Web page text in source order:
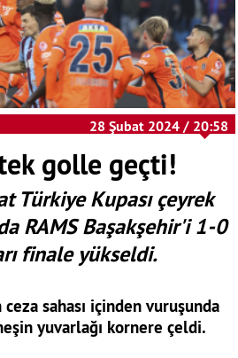
28 Şubat 2024 / 20:58
golle geçti!
Türkiye Kupası çeyrek
RAMS Başakşehir'i 1-0
finale yükseldi.
sahası içinden vuruşunda
yuvarlağı kornere çeldi.